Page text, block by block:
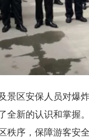
景区安保人员对爆
全新的认识和掌握
秩序，保障游客安全